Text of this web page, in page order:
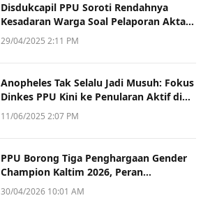
Disdukcapil PPU Soroti Rendahnya
Kesadaran Warga Soal Pelaporan Akta
Kematian
29/04/2025 2:11 PM
Anopheles Tak Selalu Jadi Musuh: Fokus
Dinkes PPU Kini ke Penularan Aktif di
Sotek
11/06/2025 2:07 PM
PPU Borong Tiga Penghargaan Gender
Champion Kaltim 2026, Peran
Perempuan Jadi Sorotan
30/04/2026 10:01 AM